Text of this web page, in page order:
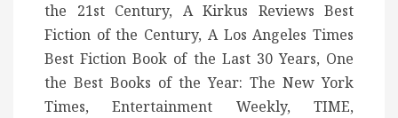
the 21st Century, A Kirkus Reviews Best
Fiction of the Century, A Los Angeles Times
Best Fiction Book of the Last 30 Years, One
the Best Books of the Year: The New York
Times, Entertainment Weekly, TIME,